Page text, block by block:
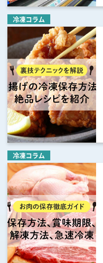
冷凍コラム
冷凍コラム